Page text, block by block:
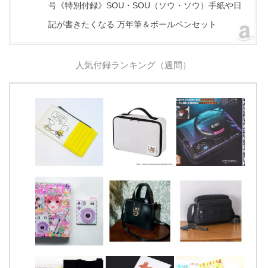
号《特別付録》SOU・SOU（ソウ・ソウ）手紙や日
記が書きたくなる 万年筆＆ボールペンセット
人気付録ランキング（週間）